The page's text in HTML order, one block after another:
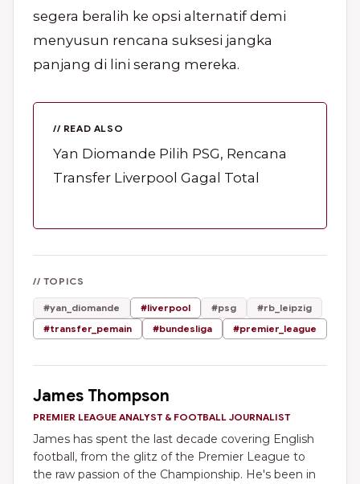
segera beralih ke opsi alternatif demi
menyusun rencana suksesi jangka
panjang di lini serang mereka.
// READ ALSO
Yan Diomande Pilih PSG, Rencana
Transfer Liverpool Gagal Total
// TOPICS
#yan_diomande #liverpool #psg
#rb_leipzig
#transfer_pemain
#bundesliga #premier_league
James Thompson
PREMIER LEAGUE ANALYST & FOOTBALL JOURNALIST
James has spent the last decade covering English
football, from the glitz of the Premier League to
the raw passion of the Championship. He's been in